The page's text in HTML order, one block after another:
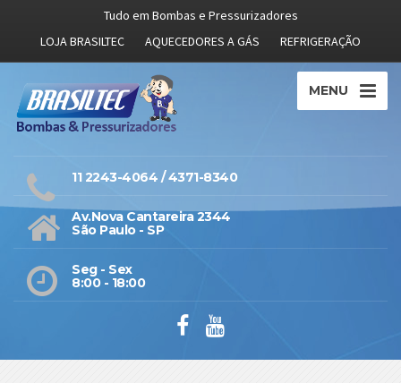
Tudo em Bombas e Pressurizadores
LOJA BRASILTEC
AQUECEDORES A GÁS REFRIGERAÇÃO
MENU
11 2243-4064 / 4371-8340
Av.Nova Cantareira 2344
São Paulo - SP
Seg - Sex
8:00 - 18:00